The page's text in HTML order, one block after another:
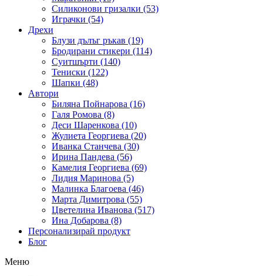
Силиконови гризалки (53)
Играчки (54)
Дрехи
Блузи дълъг ръкав (19)
Бродирани стикери (114)
Суитшърти (140)
Тениски (122)
Шапки (48)
Автори
Биляна Пойнарова (16)
Галя Ромова (8)
Деси Шаренкова (10)
Жулиета Георгиева (20)
Иванка Станчева (30)
Ирина Пандева (56)
Камелия Георгиева (69)
Лидия Маринова (5)
Малинка Благоева (46)
Марта Димитрова (55)
Цветелина Иванова (517)
Ина Добарова (8)
Персонализирай продукт
Блог
Меню